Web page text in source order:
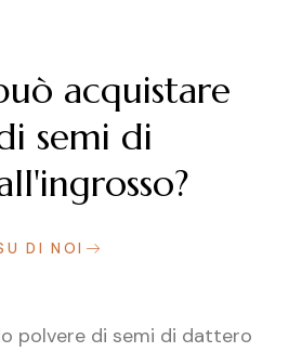
acquistare
semi di
DI NOI
polvere di semi di dattero